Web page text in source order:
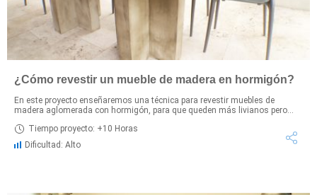
¿Cómo revestir un mueble de madera en hormigón?
En este proyecto enseñaremos una técnica para revestir muebles de
madera aglomerada con hormigón, para que queden más livianos pero...
Tiempo proyecto: +10 Horas
Dificultad: Alto